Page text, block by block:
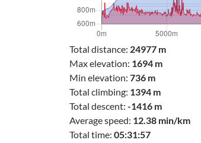
Total distance: 24977 m
Max elevation: 1694 m
Min elevation: 736 m
Total climbing: 1394 m
Total descent: -1416 m
Average speed: 12.38 min/km
Total time: 05:31:57